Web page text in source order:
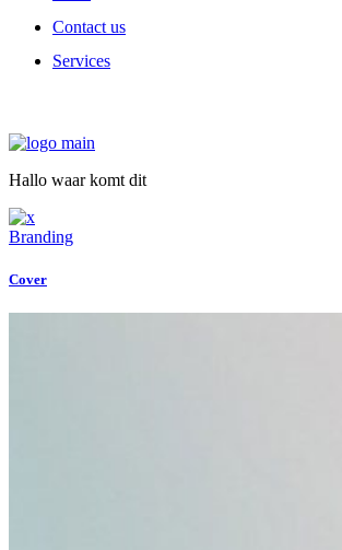
Contact us
Services
Hallo waar komt dit
Branding
Cover